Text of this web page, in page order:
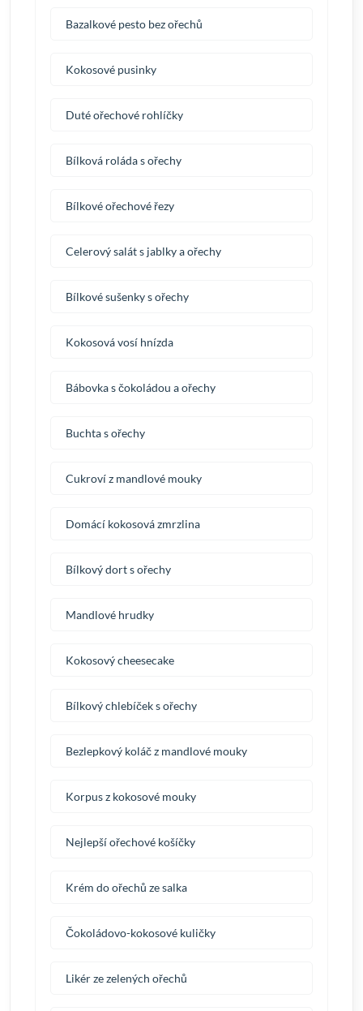
Bazalkové pesto bez ořechů
Kokosové pusinky
Duté ořechové rohlíčky
Bílková roláda s ořechy
Bílkové ořechové řezy
Celerový salát s jablky a ořechy
Bílkové sušenky s ořechy
Kokosová vosí hnízda
Bábovka s čokoládou a ořechy
Buchta s ořechy
Cukroví z mandlové mouky
Domácí kokosová zmrzlina
Bílkový dort s ořechy
Mandlové hrudky
Kokosový cheesecake
Bílkový chlebíček s ořechy
Bezlepkový koláč z mandlové mouky
Korpus z kokosové mouky
Nejlepší ořechové košíčky
Krém do ořechů ze salka
Čokoládovo-kokosové kuličky
Likér ze zelených ořechů